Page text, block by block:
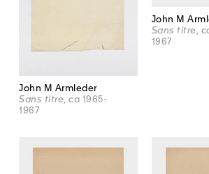
John M Armleder
Sans titre , ca 1965-
1967
John M
Sans titre ,
1967